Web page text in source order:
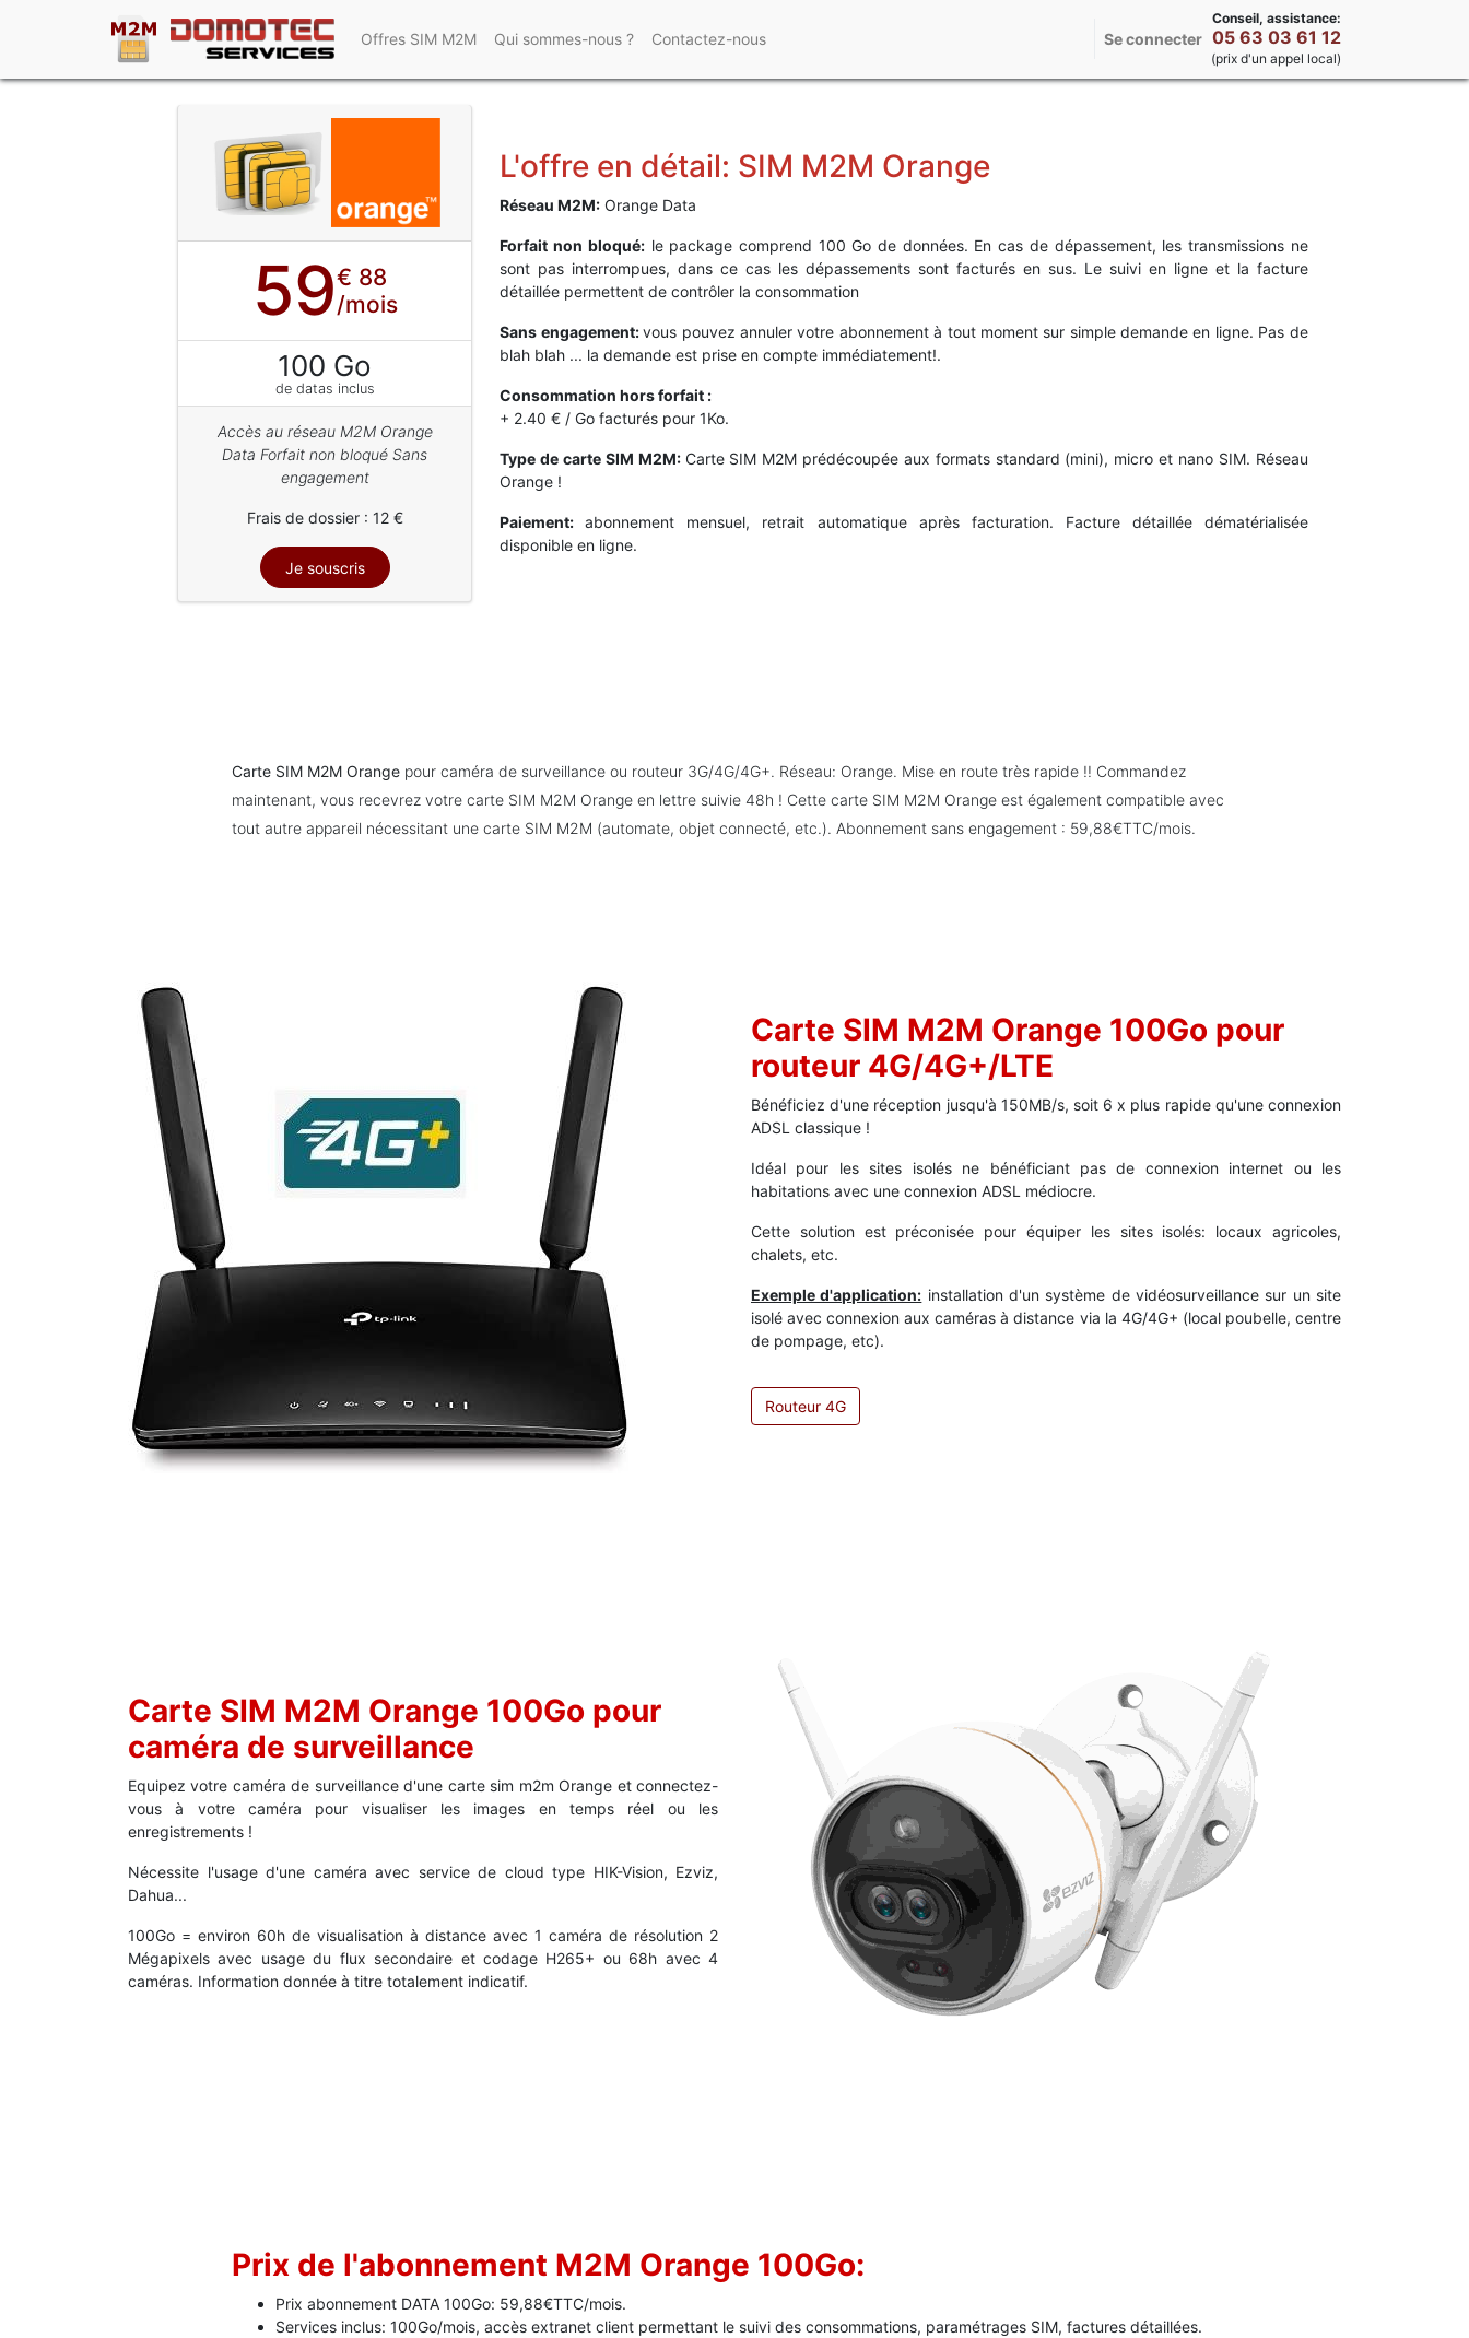
Offres SIM M2M Qui sommes-nous ? Contactez-nous Se connecter
Conseil, assistance:
05 63 03 61 12
(prix d'un appel local)
59€ 88
/mois
100 Go
de datas inclus
Accès au réseau M2M Orange
Data Forfait non bloqué Sans
engagement
Frais de dossier : 12 €
L'offre en détail: SIM M2M Orange
Réseau M2M: Orange Data
Forfait non bloqué:le package comprend 100 Go de données. En cas de dépassement, les transmissions ne
sont pas interrompues, dans ce cas les dépassements sont facturés en sus. Le suivi en ligne et la facture
détaillée permettent de contrôler la consommation
Sans engagement:vous pouvez annuler votre abonnement à tout moment sur simple demande en ligne. Pas de
blah blah ... la demande est prise en compte immédiatement!.
Consommation hors forfait :
+ 2.40 € / Go facturés pour 1Ko.
Type de carte SIM M2M: Carte SIM M2M prédécoupée aux formats standard (mini), micro et nano SIM. Réseau
Orange !
Paiement:abonnement mensuel, retrait automatique après facturation. Facture détaillée dématérialisée
disponible en ligne.
Carte SIM M2M Orange pour caméra de surveillance ou routeur 3G/4G/4G+. Réseau: Orange. Mise en route très rapide !! Commandez
maintenant, vous recevrez votre carte SIM M2M Orange en lettre suivie 48h ! Cette carte SIM M2M Orange est également compatible avec
tout autre appareil nécessitant une carte SIM M2M (automate, objet connecté, etc.). Abonnement sans engagement : 59,88€TTC/mois.
Carte SIM M2M Orange 100Go pour
routeur 4G/4G+/LTE
Bénéficiez d'une réception jusqu'à 150MB/s, soit 6 x plus rapide qu'une connexion
ADSL classique !
Idéal pour les sites isolés ne bénéficiant pas de connexion internet ou les
habitations avec une connexion ADSL médiocre.
Cette solution est préconisée pour équiper les sites isolés: locaux agricoles,
chalets, etc.
Exemple d'application: installation d'un système de vidéosurveillance sur un site
isolé avec connexion aux caméras à distance via la 4G/4G+ (local poubelle, centre
de pompage, etc).
Routeur 4G
Carte SIM M2M Orange 100Go pour
caméra de surveillance
Equipez votre caméra de surveillance d'une carte sim m2m Orange et connectez-
vous à votre caméra pour visualiser les images en temps réel ou les
enregistrements !
Nécessite l'usage d'une caméra avec service de cloud type HIK-Vision, Ezviz,
Dahua...
100Go = environ 60h de visualisation à distance avec 1 caméra de résolution 2
Mégapixels avec usage du flux secondaire et codage H265+ ou 68h avec 4
caméras. Information donnée à titre totalement indicatif.
Prix de l'abonnement M2M Orange 100Go:
Prix abonnement DATA 100Go: 59,88€TTC/mois.
Services inclus: 100Go/mois, accès extranet client permettant le suivi des consommations, paramétrages SIM, factures détaillées.